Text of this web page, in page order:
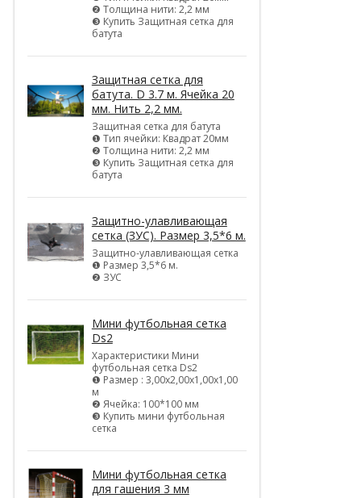
❷ Толщина нити: 2,2 мм
❸ Купить Защитная сетка для
батута
Защитная сетка для
батута. D 3.7 м. Ячейка 20
мм. Нить 2,2 мм.
Защитная сетка для батута
❶ Тип ячейки: Квадрат 20мм
❷ Толщина нити: 2,2 мм
❸ Купить Защитная сетка для
батута
Защитно-улавливающая
сетка (ЗУС). Размер 3,5*6 м.
Защитно-улавливающая сетка
❶ Размер 3,5*6 м.
❷ ЗУС
Мини футбольная сетка
Ds2
Характеристики Мини
футбольная сетка Ds2
❶ Размер : 3,00х2,00х1,00х1,00
м
❷ Ячейка: 100*100 мм
❸ Купить мини футбольная
сетка
Мини футбольная сетка
для гашения 3 мм